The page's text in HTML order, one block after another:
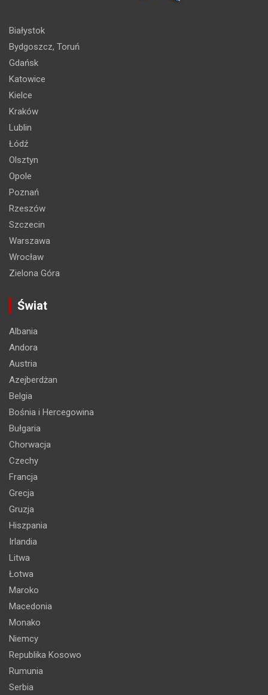
Białystok
Bydgoszcz, Toruń
Gdańsk
Katowice
Kielce
Kraków
Lublin
Łódź
Olsztyn
Opole
Poznań
Rzeszów
Szczecin
Warszawa
Wrocław
Zielona Góra
Świat
Albania
Andora
Austria
Azejberdżan
Belgia
Bośnia i Hercegowina
Bułgaria
Chorwacja
Czechy
Francja
Grecja
Gruzja
Hiszpania
Irlandia
Litwa
Łotwa
Maroko
Macedonia
Monako
Niemcy
Republika Kosowo
Rumunia
Serbia